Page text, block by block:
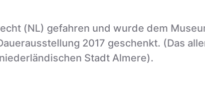
(NL) gefahren und wurde dem
2017 geschenkt. (Das
Stadt Almere).